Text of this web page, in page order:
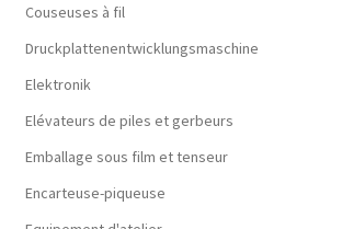
Couseuses à fil
Druckplattenentwicklungsmaschine
Elektronik
Elévateurs de piles et gerbeurs
Emballage sous film et tenseur
Encarteuse-piqueuse